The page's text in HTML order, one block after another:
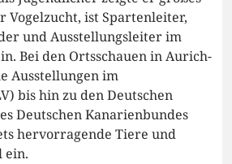
Vogelzucht, ist Spartenleiter,
und Ausstellungsleiter im
Bei den Ortsschauen in Aurich-
Ausstellungen im
bis hin zu den Deutschen
Deutschen Kanarienbundes
hervorragende Tiere und
ein.